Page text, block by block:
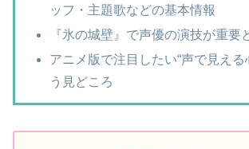
ッフ・主題歌などの基本情報
『氷の城壁』で声優の演技が重要
アニメ版で注目したい“声で見える
う見どころ